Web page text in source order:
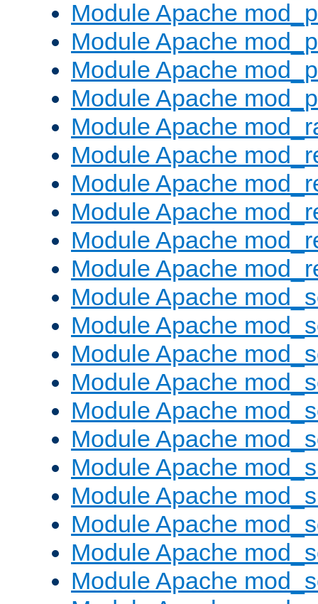
Module Apache
Module Apache
Module Apache
Module Apache
Module Apache
Module Apache
Module Apache
Module Apache
Module Apache
Module Apache
Module Apache
Module Apache
Module Apache
Module Apache
Module Apache
Module Apache
Module Apache
Module Apache
Module Apache
Module Apache
Module Apache